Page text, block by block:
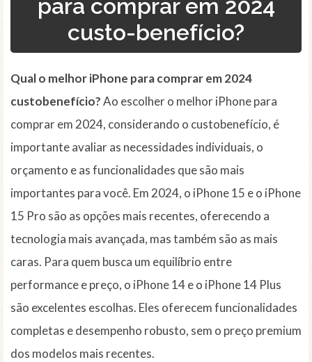
para comprar em 2024
custo-benefício?
Qual o melhor iPhone para comprar em 2024
custobenefício?Ao escolher o melhor iPhone para
comprar em 2024, considerando o custobenefício, é
importante avaliar as necessidades individuais, o
orçamento e as funcionalidades que são mais
importantes para você. Em 2024, o iPhone 15 e o iPhone
15 Pro são as opções mais recentes, oferecendo a
tecnologia mais avançada, mas também são as mais
caras. Para quem busca um equilíbrio entre
performance e preço, o iPhone 14 e o iPhone 14 Plus
são excelentes escolhas. Eles oferecem funcionalidades
completas e desempenho robusto, sem o preço premium
dos modelos mais recentes.